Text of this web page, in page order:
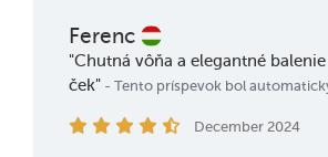
Ferenc
"Chutná vôňa a elegantné
ček" - Tento príspevok bol
December 2024